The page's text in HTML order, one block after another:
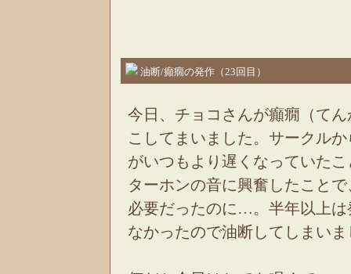
油断/癲癇の発作（23回目）
今日、チョコさんが癲癇（て
こしてまいました。サークル
がいつもより遅くなっていた
ターホンの音に興奮したこと
必要だったのに…。半年以上は
なかったので油断してしまい